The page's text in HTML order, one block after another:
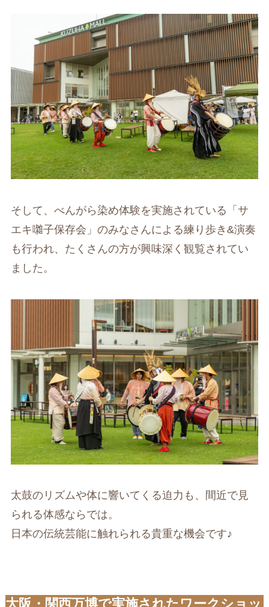
そして、べんがら染め体験を実施されている「サ
エキ囃子保存会」のみなさんによる練り歩き&演奏
も行われ、たくさんの方が興味深く観覧されてい
ました。
太鼓のリズムや体に響いてくる迫力も、間近で見
られる体感ならでは。
日本の伝統芸能に触れられる貴重な機会です♪